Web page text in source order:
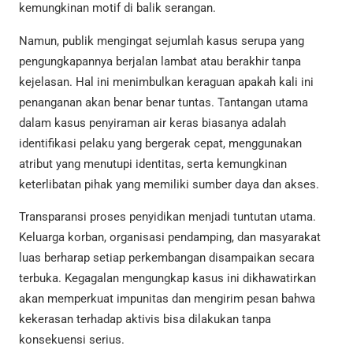
kemungkinan motif di balik serangan.
Namun, publik mengingat sejumlah kasus serupa yang
pengungkapannya berjalan lambat atau berakhir tanpa
kejelasan. Hal ini menimbulkan keraguan apakah kali ini
penanganan akan benar benar tuntas. Tantangan utama
dalam kasus penyiraman air keras biasanya adalah
identifikasi pelaku yang bergerak cepat, menggunakan
atribut yang menutupi identitas, serta kemungkinan
keterlibatan pihak yang memiliki sumber daya dan akses.
Transparansi proses penyidikan menjadi tuntutan utama.
Keluarga korban, organisasi pendamping, dan masyarakat
luas berharap setiap perkembangan disampaikan secara
terbuka. Kegagalan mengungkap kasus ini dikhawatirkan
akan memperkuat impunitas dan mengirim pesan bahwa
kekerasan terhadap aktivis bisa dilakukan tanpa
konsekuensi serius.